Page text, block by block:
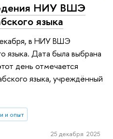
НИУ ВШЭ
языка
в НИУ ВШЭ
языка. Дата была выбрана
день отмечается
языка, учреждённый
и опыт
25 декабря 2025